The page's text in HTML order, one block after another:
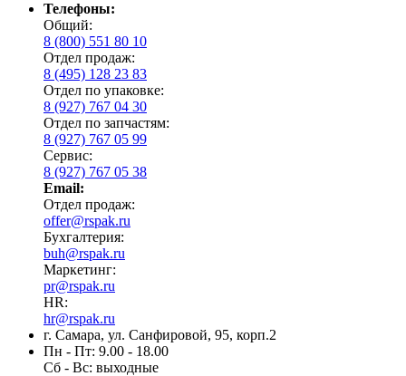
Телефоны:
Общий:
8 (800) 551 80 10
Отдел продаж:
8 (495) 128 23 83
Отдел по упаковке:
8 (927) 767 04 30
Отдел по запчастям:
8 (927) 767 05 99
Сервис:
8 (927) 767 05 38
Email:
Отдел продаж:
offer@rspak.ru
Бухгалтерия:
buh@rspak.ru
Маркетинг:
pr@rspak.ru
HR:
hr@rspak.ru
г. Самара, ул. Санфировой, 95, корп.2
Пн - Пт: 9.00 - 18.00
Сб - Вс: выходные